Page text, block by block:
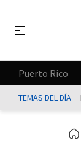
Puerto Rico
TEMAS DEL DÍA